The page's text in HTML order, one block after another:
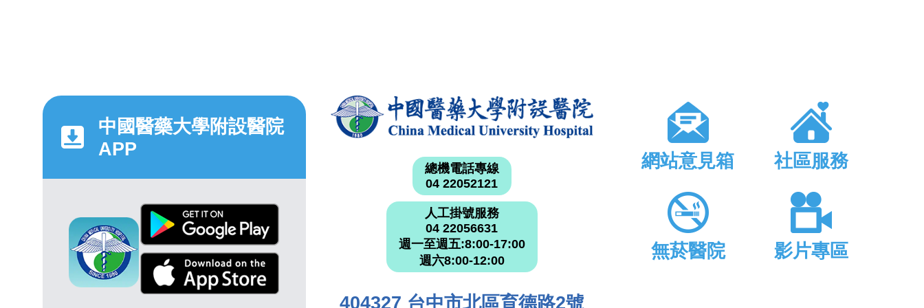
中國醫藥大學附設醫院
APP
總機電話專線
04 22052121
人工掛號服務
04 22056631
週一至週五:8:00-17:00
週六8:00-12:00
404327 台中市北區育德路2號
網站意見箱 社區服務
無菸醫院 影片專區